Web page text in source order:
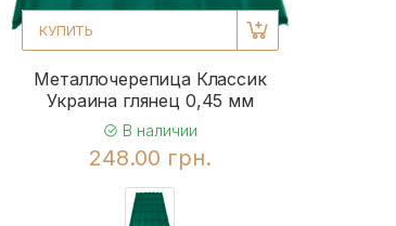
КУПИТЬ
Металлочерепица Классик
Украина глянец 0,45 мм
В наличии
248.00 грн.